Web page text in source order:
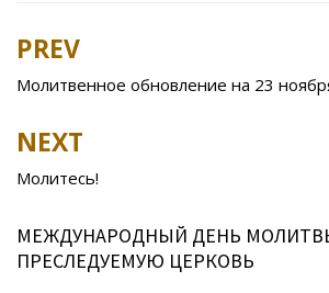
b
o
o
k
kl
as
u
r
st
Post
navigation
PREV
Молитвенное обновление на 23
NEXT
Молитесь!
МЕЖДУНАРОДНЫЙ ДЕНЬ
ПРЕСЛЕДУЕМУЮ ЦЕРКОВЬ